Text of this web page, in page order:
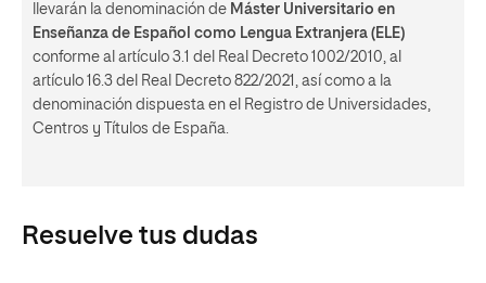
llevarán la denominación de Máster Universitario en
Enseñanza de Español como Lengua Extranjera (ELE)
conforme al artículo 3.1 del Real Decreto 1002/2010, al
artículo 16.3 del Real Decreto 822/2021, así como a la
denominación dispuesta en el Registro de Universidades,
Centros y Títulos de España.
Resuelve tus dudas